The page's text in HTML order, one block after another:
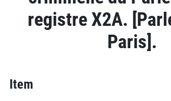
registre X2A.
Paris].
Item